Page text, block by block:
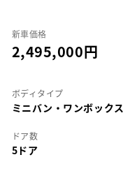
新車価格
2,495,000
ボディタイプ
ミニバン・ワンボックス
ドア数
5ドア